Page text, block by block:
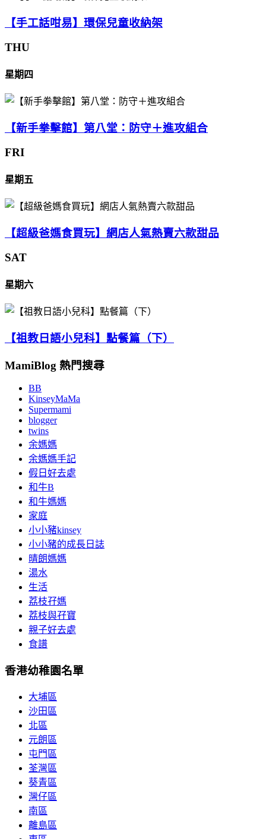
【手工話咁易】環保兒童收納架
THU
星期四
【新手拳擊館】第八堂：防守＋進攻組合
FRI
星期五
【超級爸媽食買玩】網店人氣熱賣六款甜品
SAT
星期六
【祖教日語小兒科】點餐篇（下）
MamiBlog 熱門搜尋
BB
KinseyMaMa
Supermami
blogger
twins
余媽媽
余媽媽手記
假日好去處
和牛B
和牛媽媽
家庭
小小豬kinsey
小小豬的成長日誌
晴朗媽媽
湯水
生活
荔枝孖媽
荔枝與孖寶
親子好去處
食譜
香港幼稚園名單
大埔區
沙田區
北區
元朗區
屯門區
荃灣區
葵青區
灣仔區
南區
離島區